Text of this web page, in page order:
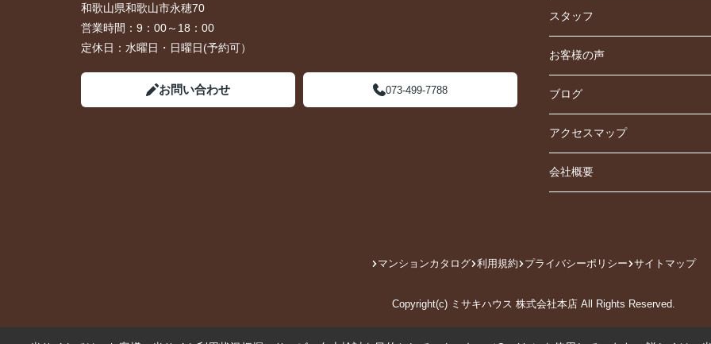
和歌山県和歌山市永穂70
営業時間： 9：00～18：00
定休日： 水曜日・日曜日(予約可）
お問い合わせ 073-499-7788
スタッフ
お客様の声
ブログ
アクセスマップ
会社概要
マンションカタログ 利用規約 プライバシーポリシー サイトマップ
Copyright(c) ミサキハウス 株式会社本店 All Rights Reserved.